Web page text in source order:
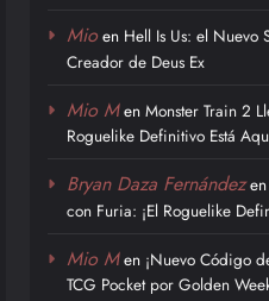
Mioen Hell Is Us: el Nuevo
Creador de Deus Ex
Mio MenMonster Train 2
Roguelike Definitivo Está
Bryan Daza Fernández
con Furia: ¡El Roguelike
Mio Men ¡Nuevo Código
TCG Pocket por Golden